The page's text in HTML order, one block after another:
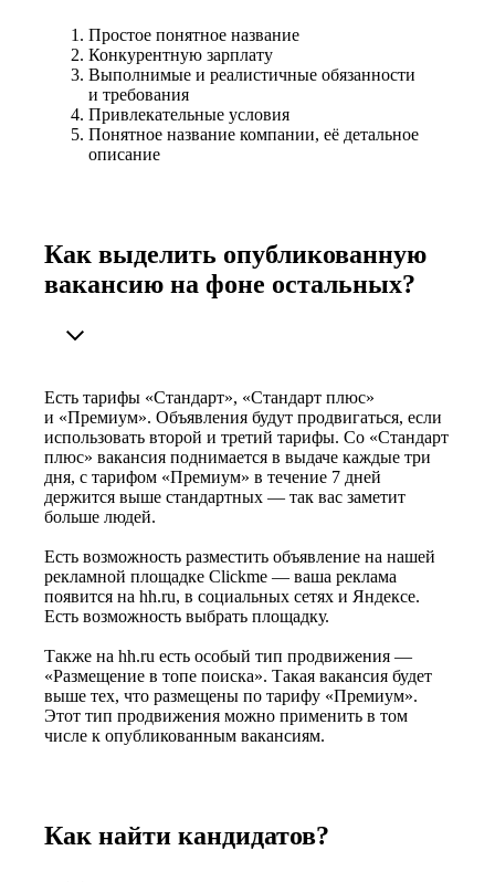
Простое понятное название
Конкурентную зарплату
Выполнимые и реалистичные обязанности
и требования
Привлекательные условия
Понятное название компании, её детальное
описание
Как выделить опубликованную
вакансию на фоне остальных?
Есть тарифы «Стандарт», «Стандарт плюс»
и «Премиум». Объявления будут продвигаться, если
использовать второй и третий тарифы. Со «Стандарт
плюс» вакансия поднимается в выдаче каждые три
дня, с тарифом «Премиум» в течение 7 дней
держится выше стандартных — так вас заметит
больше людей.
Есть возможность разместить объявление на нашей
рекламной площадке Clickme — ваша реклама
появится на hh.ru, в социальных сетях и Яндексе.
Есть возможность выбрать площадку.
Также на hh.ru есть особый тип продвижения —
«Размещение в топе поиска». Такая вакансия будет
выше тех, что размещены по тарифу «Премиум».
Этот тип продвижения можно применить в том
числе к опубликованным вакансиям.
Как найти кандидатов?